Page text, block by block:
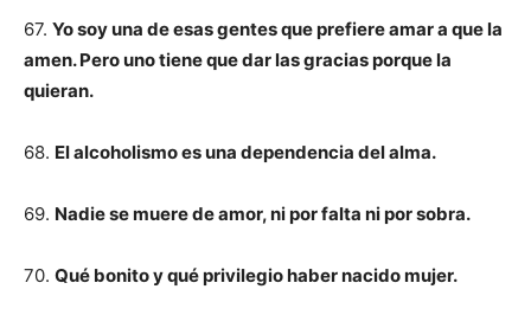
67. Yo soy una de esas gentes que prefiere amar a que la
amen. Pero uno tiene que dar las gracias porque la
quieran.
68. El alcoholismo es una dependencia del alma.
69. Nadie se muere de amor, ni por falta ni por sobra.
70. Qué bonito y qué privilegio haber nacido mujer.